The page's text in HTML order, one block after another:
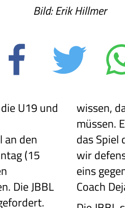
Bild: Erik Hillmer
U19 und
an den
(15
Die JBBL
wissen,
müssen.
das Spiel
wir
eins
Coach